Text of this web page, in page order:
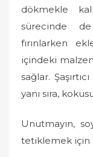
dökmekle
sürecinde
fırınlarken
içindeki
sağlar.
yanı sıra,
Unutmayın,
tetiklemek için